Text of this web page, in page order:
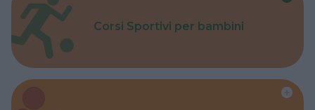
Corsi Sportivi per bambini